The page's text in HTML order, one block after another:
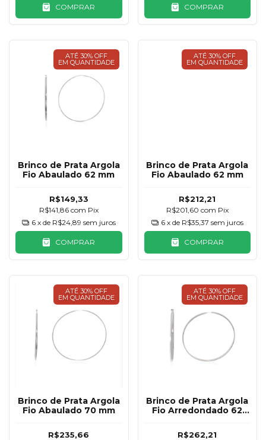
COMPRAR COMPRAR
ATÉ 30% OFF
EM QUANTIDADE
Brinco de Prata Argola
Fio Abaulado 62 mm
R$149,33
R$141,86 com Pix
6 x de R$24,89 sem juros
COMPRAR
ATÉ 30% OFF
EM QUANTIDADE
Brinco de Prata Argola
Fio Abaulado 62 mm
R$212,21
R$201,60 com Pix
6 x de R$35,37 sem juros
COMPRAR
ATÉ 30% OFF
EM QUANTIDADE
Brinco de Prata Argola
Fio Abaulado 70 mm
R$235,66
ATÉ 30% OFF
EM QUANTIDADE
Brinco de Prata Argola
Fio Arredondado 62
R$262,21